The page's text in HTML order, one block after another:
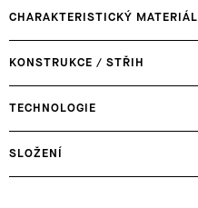
CHARAKTERISTICKÝ MATERIÁL
KONSTRUKCE / STŘIH
TECHNOLOGIE
SLOŽENÍ